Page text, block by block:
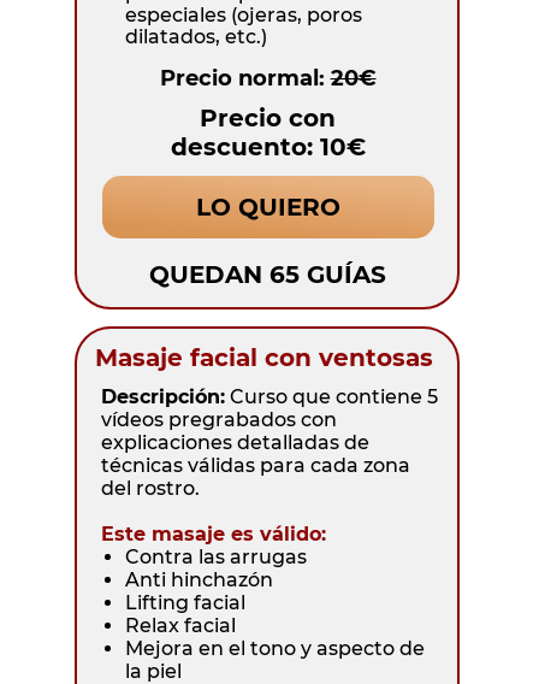
Descripción: Curso que contiene 5
vídeos pregrabados con
explicaciones detalladas de
técnicas válidas para cada zona
del rostro.
Este masaje es válido:
Contra las arrugas
Anti hinchazón
Lifting facial
Relax facial
Mejora en el tono y aspecto de
la piel
Masaje facial con ventosas
QUEDAN 65 GUÍAS
LO QUIERO
Precio con
descuento: 10€
Precio normal:20€
especiales (ojeras, poros
dilatados, etc.)